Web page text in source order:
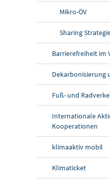
Mikro-ÖV
Sharing
Barrierefreiheit im
Dekarbonisierung
Fuß- und
Internationale
Kooperationen
klimaaktiv mobil
Klimaticket